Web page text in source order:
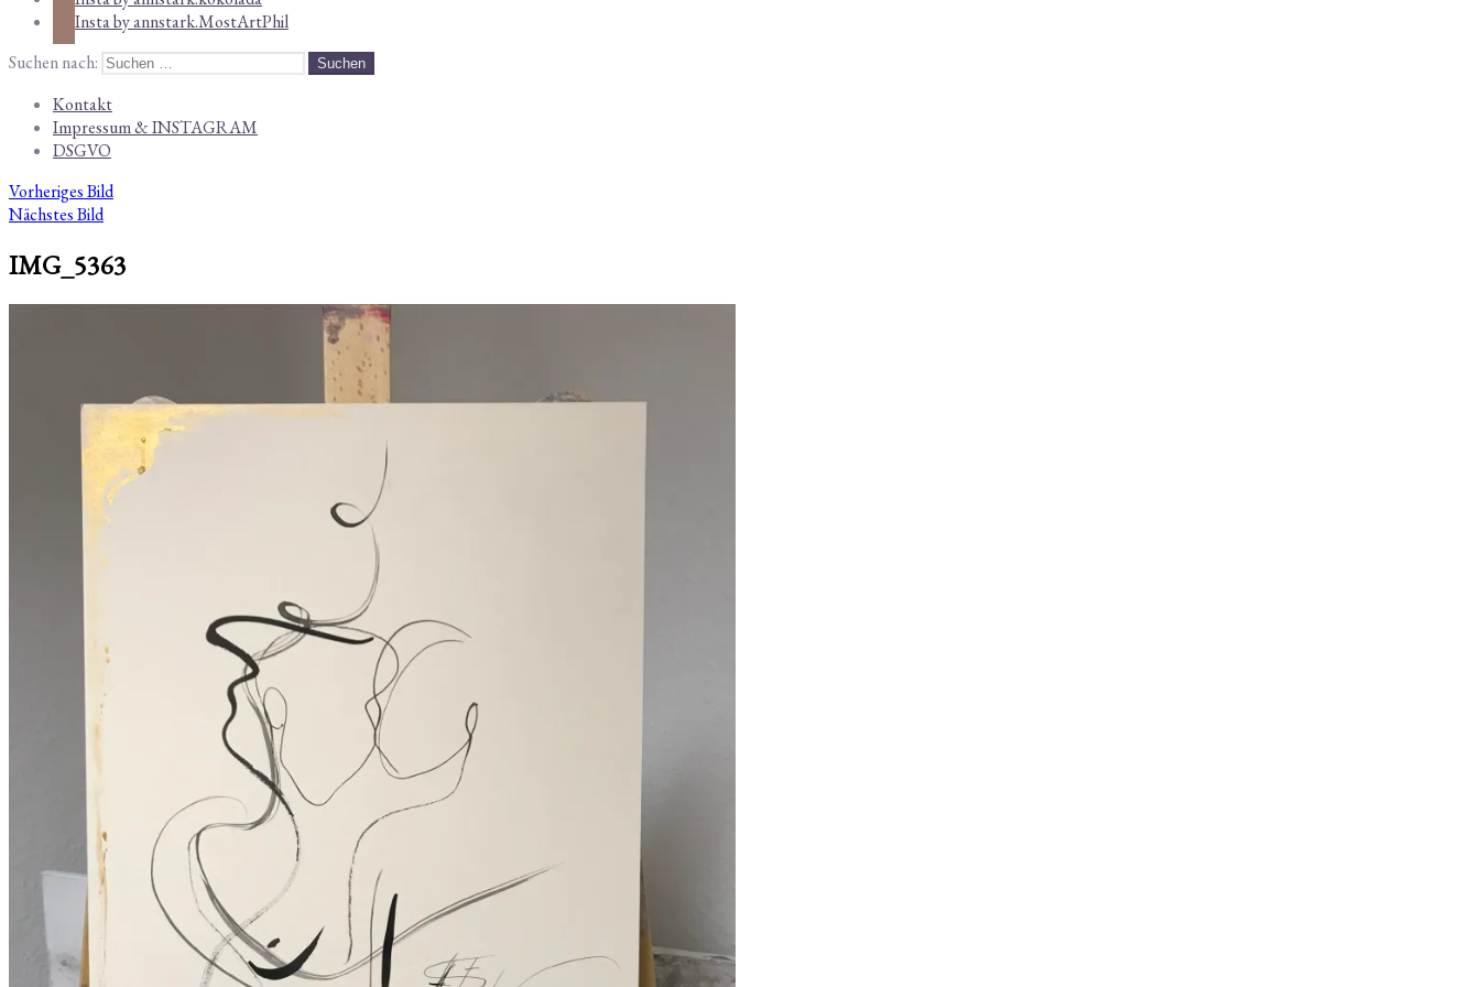
Insta by annstark.MostArtPhil
Suchen nach:
Kontakt
Impressum & INSTAGRAM
DSGVO
Vorheriges Bild
Nächstes Bild
IMG_5363